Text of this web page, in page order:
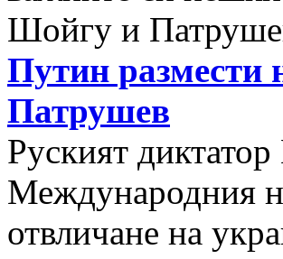
Путин
Патрушев
Руският
Международния
отвличане на